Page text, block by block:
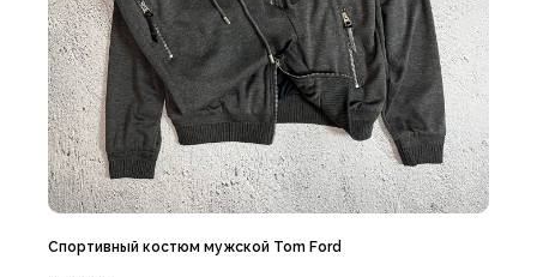
Спортивный костюм мужской Tom Ford
Доставка с примеркой